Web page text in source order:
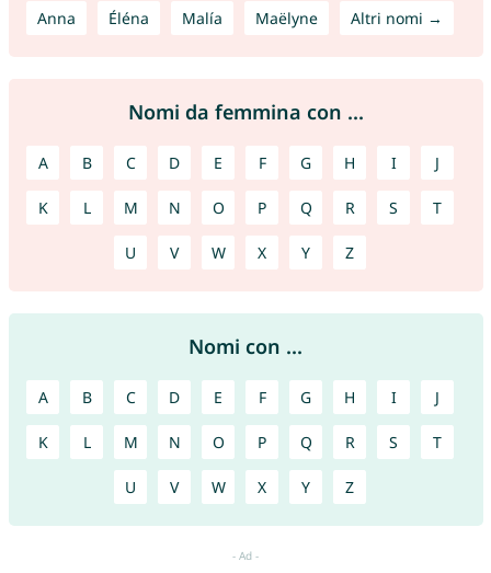
Anna Éléna Malía Maëlyne Altri nomi →
Nomi da femmina con ...
A B C D E F G H I J
K L M N O P Q R S T
U V W X Y Z
Nomi con ...
A B C D E F G H I J
K L M N O P Q R S T
U V W X Y Z